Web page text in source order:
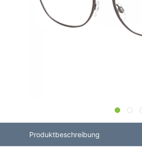
Produktbeschreibung